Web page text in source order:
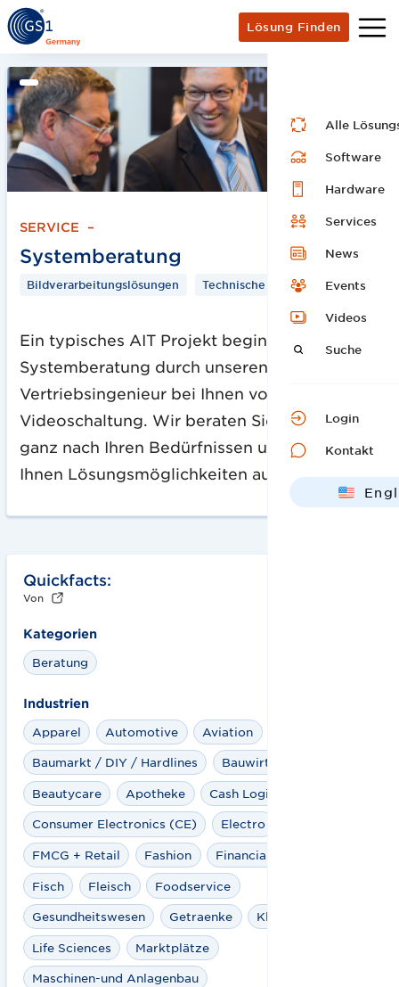
Lösung Finden
Alle
Software
Hardware
Services
News
Events
Videos
Suche
Login
Kontakt
SERVICE –
Systemberatung
Bildverarbeitungslösungen Technische Beratung
Ein typisches AIT Projekt beginnt mit einer
Systemberatung durch unseren erfahrenen
Vertriebsingenieur bei Ihnen vor Ort oder per
Videoschaltung. Wir beraten Sie individuell
ganz nach Ihren Bedürfnissen und zeigen
Ihnen Lösungsmöglichkeiten auf.
Quickfacts:
Von
Kategorien
Beratung
Industrien
Apparel
Automotive Aviation
Baumarkt / DIY / Hardlines Bauwirtschaft
Beautycare Apotheke Cash Logistics
Consumer Electronics (CE) Electro
FMCG + Retail Fashion Financial Service
Fisch Fleisch Foodservice
Gesundheitswesen Getraenke Kliniken
Life Sciences Marktplätze
Maschinen-und Anlagenbau